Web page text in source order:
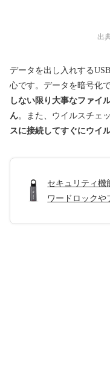
出
データを出し入れする
心です。データを暗号化
しない限り大事なファイ
ん。また、ウイルスチェ
スに接続してすぐにウイ
セキュリティ機
ワードロックや